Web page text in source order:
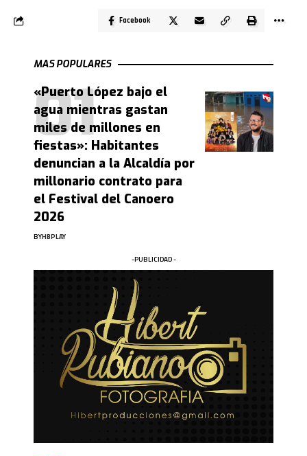
Facebook
MAS POPULARES
«Puerto López bajo el
agua mientras gastan
miles de millones en
fiestas»: Habitantes
denuncian a la Alcaldía por
millonario contrato para
el Festival del Canoero
2026
BYHBPLAY
-PUBLICIDAD -